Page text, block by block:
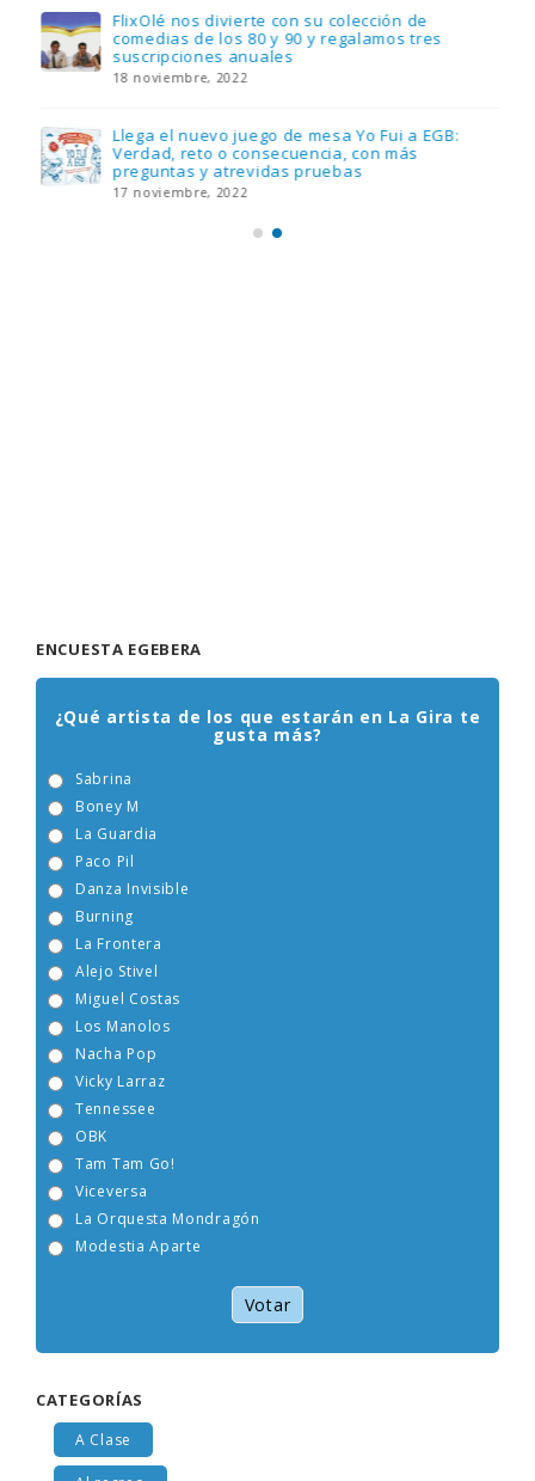
FlixOlé nos divierte con su colección de
comedias de los 80 y 90 y regalamos tres
suscripciones anuales
18 noviembre, 2022
Llega el nuevo juego de mesa Yo Fui a EGB:
Verdad, reto o consecuencia, con más
preguntas y atrevidas pruebas
17 noviembre, 2022
ENCUESTA EGEBERA
¿Qué artista de los que estarán en La Gira te
gusta más?
Boney M
Burning
Alejo Stivel
Miguel Costas
Nacha Pop
Vicky Larraz
La Orquesta Mondragón
Modestia Aparte
Votar
CATEGORÍAS
A Clase